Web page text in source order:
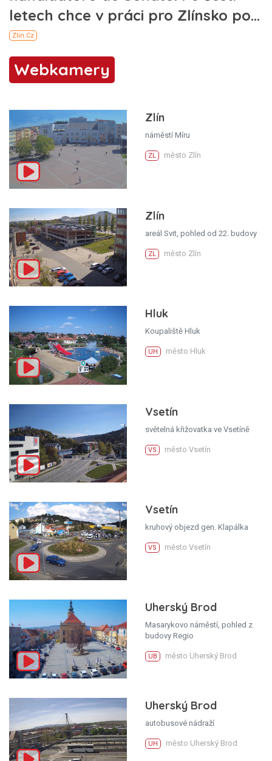
Webkamery
Zlín
náměstí Míru
ZL město Zlín
Zlín
areál Svit, pohled od 22. budovy
ZL město Zlín
Hluk
Koupaliště Hluk
UH město Hluk
Vsetín
světelná křižovatka ve Vsetíně
VS město Vsetín
Vsetín
kruhový objezd gen. Klapálka
VS město Vsetín
Uherský Brod
Masarykovo náměstí, pohled z
budovy Regio
UB město Uherský Brod
Uherský Brod
autobusové nádraží
UH město Uherský Brod